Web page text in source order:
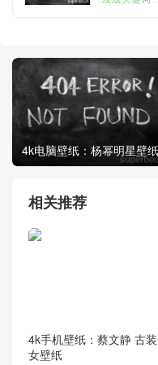
4k电脑壁纸：杨幂明星壁纸
相关推荐
4k手机壁纸：蔡文静 古
女壁纸